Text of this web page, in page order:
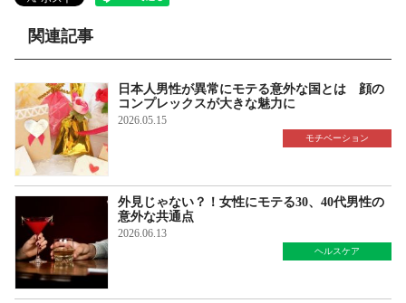
関連記事
日本人男性が異常にモテる意外な国とは 顔の
コンプレックスが大きな魅力に
2026.05.15
モチベーション
外見じゃない？！女性にモテる30、40代男性の
意外な共通点
2026.06.13
ヘルスケア